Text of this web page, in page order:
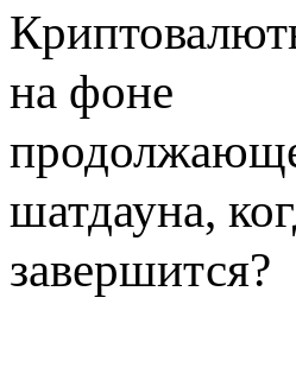
на фоне
шатдауна,
завершится?